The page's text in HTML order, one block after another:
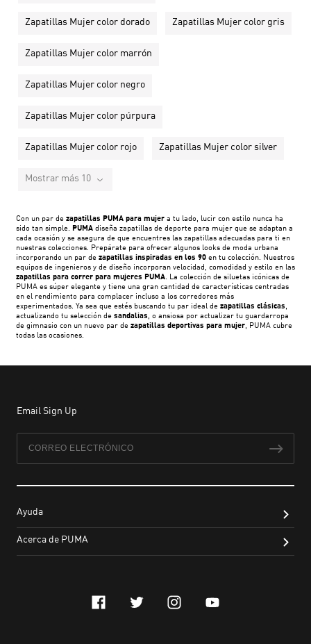
Zapatillas Mujer color dorado Zapatillas Mujer color gris
Zapatillas Mujer color marrón
Zapatillas Mujer color negro
Zapatillas Mujer color púrpura
Zapatillas Mujer color rojo Zapatillas Mujer color silver
Mostrar más 10
Con un par de zapatillas PUMA para mujer a tu lado, lucir con estilo nunca ha
sido tan simple. PUMA diseña zapatillas de deporte para mujer que se adaptan a
cada ocasión y se asegura de que encuentres las zapatillas adecuadas para ti en
nuestras colecciones. Prepárate para ofrecer algunos looks de moda urbana
incorporando un par de zapatillas inspiradas en los 90 en tu colección. Nuestros
equipos de ingenieros y de diseño incorporan velocidad, comodidad y estilo en las
zapatillas para correr para mujeres PUMA. La colección de siluetas icónicas de
PUMA es súper elegante y tiene una gran cantidad de características centradas
en el rendimiento para complacer incluso a los corredores más
experimentados. Ya sea que estés buscando tu par ideal de zapatillas clásicas,
actualizando tu selección de sandalias, o ansiosa por actualizar tu guardarropa
de gimnasio con un nuevo par de zapatillas deportivas para mujer, PUMA cubre
todas las ocasiones.